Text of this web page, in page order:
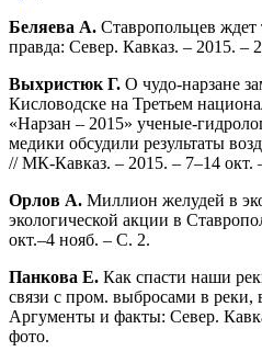
Беляева А. Ставропольцев
правда: Север. Кавказ. – 2015. –
Выхристюк Г. О чудо-нарзане
Кисловодске на Третьем
«Нарзан – 2015» ученые-
медики обсудили результаты
// МК-Кавказ. – 2015. – 7–14 окт.
Орлов А. Миллион желудей в
экологической акции в
окт.–4 нояб. – С. 2.
Панкова Е. Как спасти наши
связи с пром. выбросами в реки,
Аргументы и факты: Север.
фото.